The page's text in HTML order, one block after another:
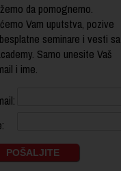
da pomognemo.
Vam uputstva, pozive
seminare i vesti sa
Samo unesite Vaš
i ime.